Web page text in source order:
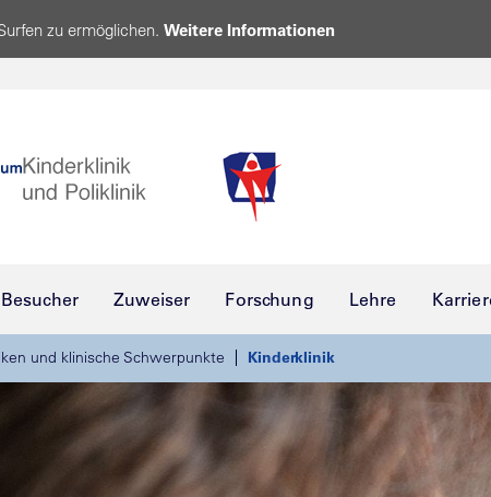
zu ermöglichen. Weitere Informationen
Zuweiser Forschung Lehre
und klinische Schwerpunkte Kinderklinik